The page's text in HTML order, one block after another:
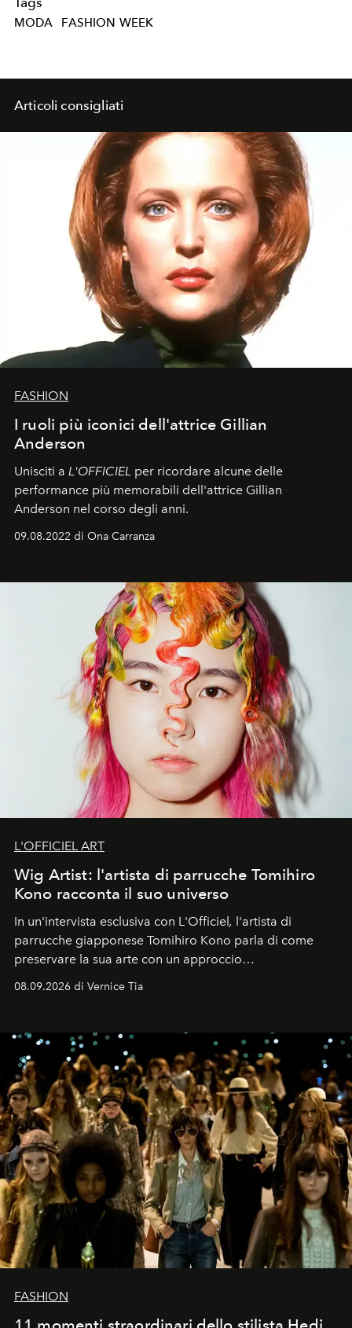
MODA FASHION WEEK
Articoli consigliati
FASHION
I ruoli più iconici dell'attrice Gillian
Anderson
Unisciti a L'OFFICIEL per ricordare alcune delle
performance più memorabili dell'attrice Gillian
Anderson nel corso degli anni.
09.08.2022 di Ona Carranza
L'OFFICIEL ART
Wig Artist: l'artista di parrucche Tomihiro
Kono racconta il suo universo
In un'intervista esclusiva con L'Officiel, l'artista di
parrucche giapponese Tomihiro Kono parla di come
preservare la sua arte con un approccio
08.09.2026 di Vernice Tia
FASHION